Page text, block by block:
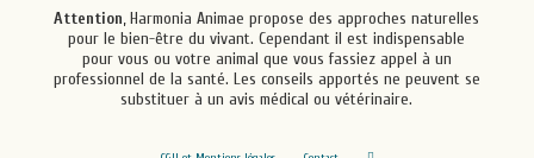
Attention, Harmonia Animae propose des approches naturelles
pour le bien-être du vivant. Cependant il est indispensable
pour vous ou votre animal que vous fassiez appel à un
professionnel de la santé. Les conseils apportés ne peuvent se
substituer à un avis médical ou vétérinaire.